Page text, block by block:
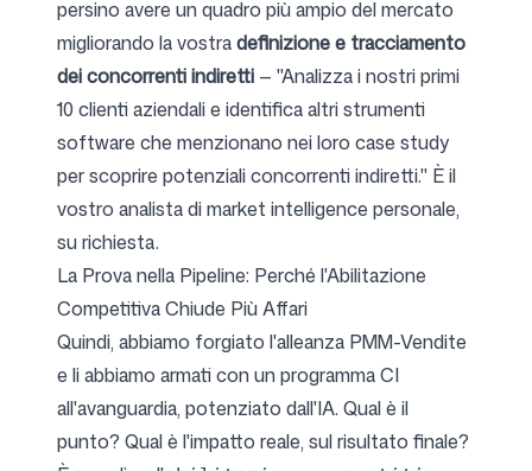
persino avere un quadro più ampio del mercato
migliorando la vostradefinizione e tracciamento
dei concorrenti indiretti — "Analizza i nostri primi
10 clienti aziendali e identifica altri strumenti
software che menzionano nei loro case study
per scoprire potenziali concorrenti indiretti." È il
vostro analista di market intelligence personale,
su richiesta.
La Prova nella Pipeline: Perché l'Abilitazione
Competitiva Chiude Più Affari
Quindi, abbiamo forgiato l'alleanza PMM-Vendite
e li abbiamo armati con un programma CI
all'avanguardia, potenziato dall'IA. Qual è il
punto? Qual è l'impatto reale, sul risultato finale?